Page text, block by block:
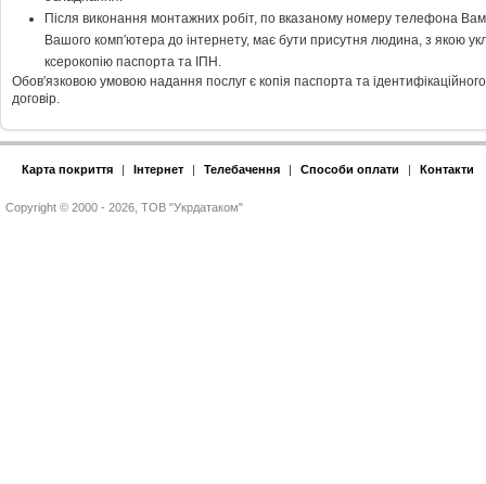
Після виконання монтажних робіт, по вказаному номеру телефона
Вашого комп′ютера до інтернету, має бути присутня людина, з якою
ксерокопію паспорта та ІПН.
Обов′язковою умовою надання послуг є копія паспорта та
договір.
Карта покриття | Інтернет | Телебачення | Способи оплати | Контакти
Copyright © 2000 - 2026, ТОВ "Укрдатаком"